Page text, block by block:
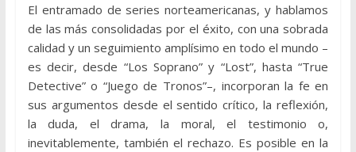
El entramado de series norteamericanas, y hablamos
de las más consolidadas por el éxito, con una sobrada
calidad y un seguimiento amplísimo en todo el mundo –
es decir, desde “Los Soprano” y “Lost”, hasta “True
Detective” o “Juego de Tronos”–, incorporan la fe en
sus argumentos desde el sentido crítico, la reflexión,
la duda, el drama, la moral, el testimonio o,
inevitablemente, también el rechazo. Es posible en la